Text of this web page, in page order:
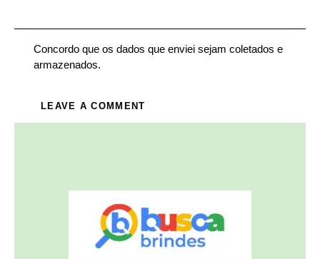
Concordo que os dados que enviei sejam coletados e
armazenados.